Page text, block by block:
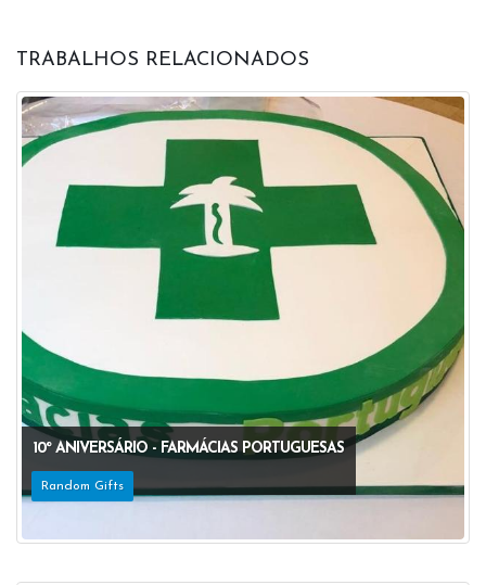
TRABALHOS RELACIONADOS
10º ANIVERSÁRIO - FARMÁCIAS PORTUGUESAS
Random Gifts